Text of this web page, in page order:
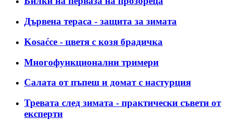
Дървена тераса - защита за зимата
Kosaćce - цветя с козя брадичка
Многофункционални тримери
Салата от пъпеш и домат с настурция
Тревата след зимата - практически съвети от
експерти